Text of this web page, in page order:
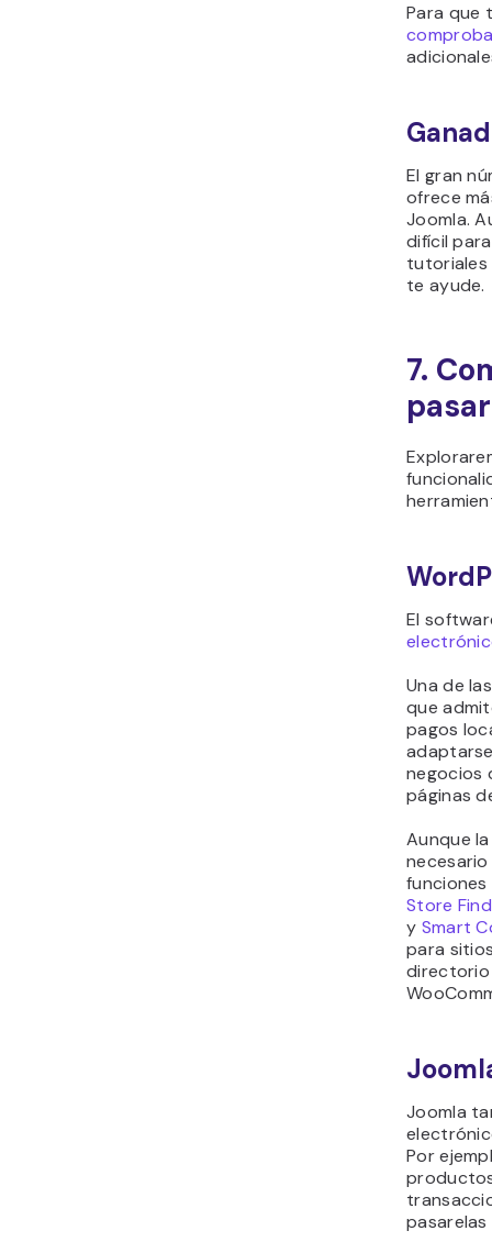
Para que
El gran
ofrece
Joomla.
difícil
tutoriales
te ayude.
7.
El
Una de
que
pagos
negocios
páginas
Aunque
funciones
Store
y Smart
para
directorio
Joomla
Por